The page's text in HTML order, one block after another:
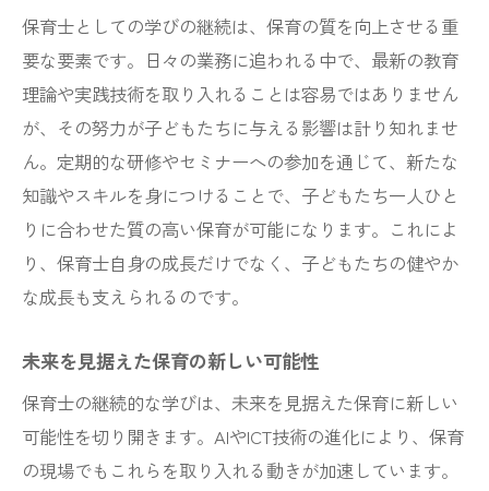
保育士としての学びの継続は、保育の質を向上させる重
要な要素です。日々の業務に追われる中で、最新の教育
理論や実践技術を取り入れることは容易ではありません
が、その努力が子どもたちに与える影響は計り知れませ
ん。定期的な研修やセミナーへの参加を通じて、新たな
知識やスキルを身につけることで、子どもたち一人ひと
りに合わせた質の高い保育が可能になります。これによ
り、保育士自身の成長だけでなく、子どもたちの健やか
な成長も支えられるのです。
未来を見据えた保育の新しい可能性
保育士の継続的な学びは、未来を見据えた保育に新しい
可能性を切り開きます。AIやICT技術の進化により、保育
の現場でもこれらを取り入れる動きが加速しています。